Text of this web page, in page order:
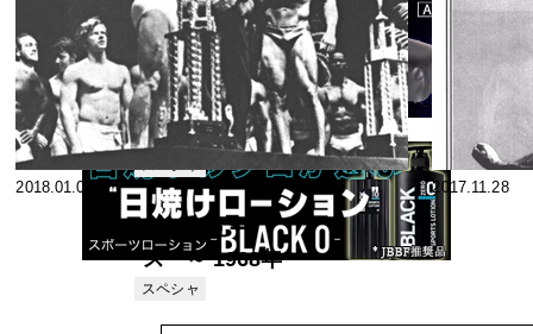
ッグ・タイト
ルを手にした
男たち
スペシャ
リスト
2018.03.29
★ミスター・
ボディビルデ
ィング★ アー
ノルド・シュ
ワルツェネガ
ー栄光の記録
＜その1＞
リスト
2018.03.21
2018.01.09
海外ニュー
ス ～ 1968年
度lFBB主催の
スペシャ
2017.11.28